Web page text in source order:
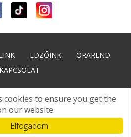
EDZŐINK
ÓRAREND
KAPCSOLAT
cookies to ensure you get the
our website.
Elfogadom